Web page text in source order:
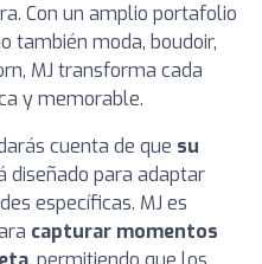
Con un amplio portafolio
también moda, boudoir,
MJ transforma cada
y memorable.
cuenta de que su
diseñado para adaptar
específicas. MJ es
capturar momentos